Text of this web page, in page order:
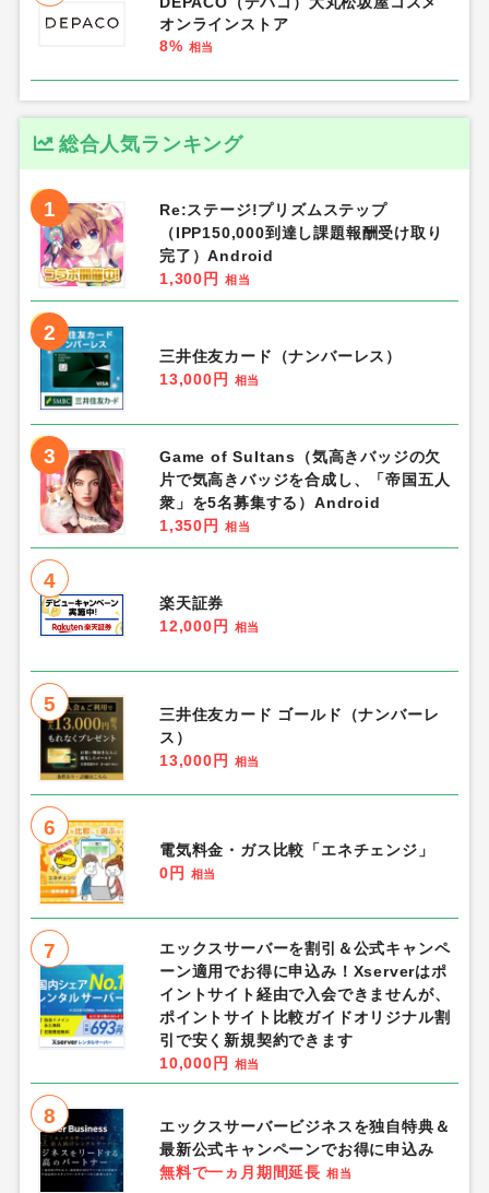
オンラインストア
8% 相当
総合人気ランキング
1
Re:ステージ!プリズムステップ
（IPP150,000到達し課題報酬受け取り
完了）Android
1,300円
相当
2
三井住友カード（ナンバーレス）
13,000円
相当
3
Game of Sultans（気高きバッジの欠
片で気高きバッジを合成し、「帝国五人
衆」を5名募集する）Android
1,350円
相当
4
楽天証券
12,000円
相当
5
三井住友カード ゴールド（ナンバーレ
ス）
13,000円
相当
6
電気料金・ガス比較「エネチェンジ」
0円
相当
7
エックスサーバーを割引＆公式キャンペ
ーン適用でお得に申込み！Xserverはポ
イントサイト経由で入会できませんが、
ポイントサイト比較ガイドオリジナル割
引で安く新規契約できます
10,000円
相当
8
エックスサーバービジネスを独自特典＆
最新公式キャンペーンでお得に申込み
無料で一ヵ月期間延長 相当